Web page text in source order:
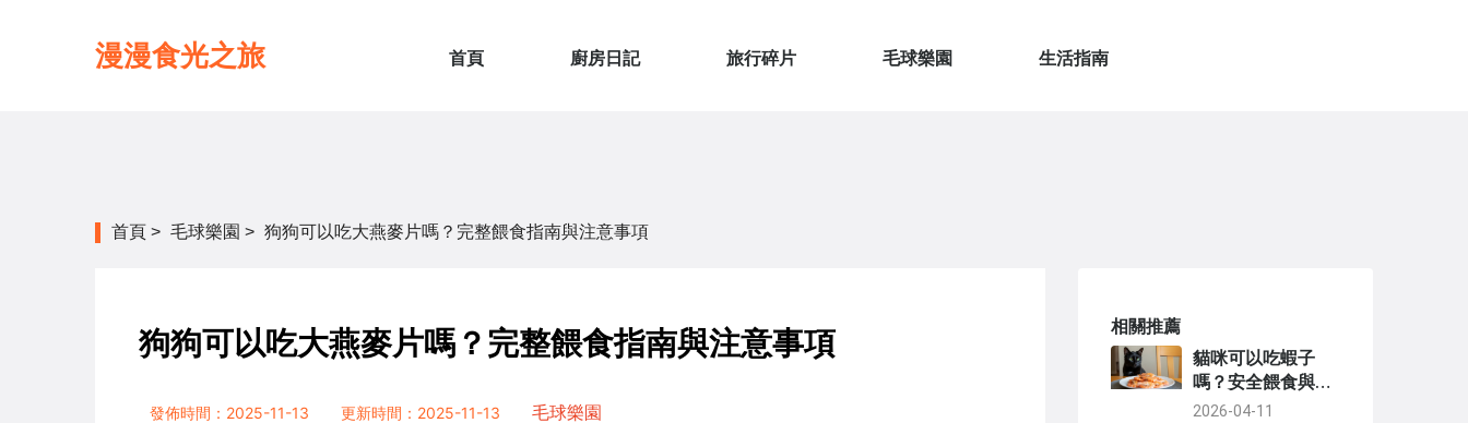
漫漫食光之旅 首頁 廚房日記 旅行碎片 毛球樂園 生活指南
首頁 > 毛球樂園 > 狗狗可以吃大燕麥片嗎？完整餵食指南與注意事項
狗狗可以吃大燕麥片嗎？完整餵食指南與注意事項
發佈時間：2025-11-13 更新時間：2025-11-13 毛球樂園
相關推薦
貓咪可以吃蝦子
嗎？安全餵食與風
險解析
2026-04-11